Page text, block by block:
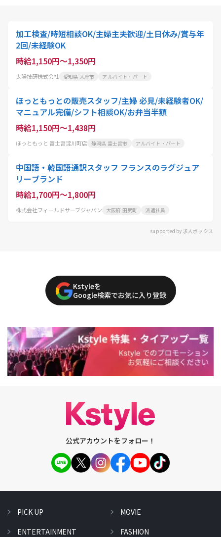
加工検査/時短相談OK/主婦主夫歓迎/土日休み/賞与年
2回/未経験OK
時給1,150円～1,350円
太陽技研株式会社 愛知県 大府市 アルバイト・パート
ほっともっとの販売スタッフ/主婦 必見/未経験者OK/
マニュアル完備/シフト相談OK/お弁当半額
時給1,150円～1,438円
ほっともっと 富士宮淀川町店 静岡県 富士宮市 アルバイト・パート
中国語・韓国語通訳スタッフ フランスのラグジュア
リーブランド
時給1,700円～1,800円
株式会社フィールドサーブジャパン 大阪府 田尻町 派遣社員
supported by 求人ボックス
Kstyleを
Google検索でお気に入り登録
公式アカウントをフォロー！
PICK UP
ENTERTAINMENT
MOVIE
FASHION